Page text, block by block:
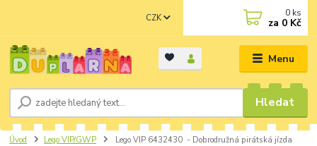
Menu
CZK
Hledat
0 ks
za 0 Kč
Úvod Lego VIP/GWP Lego VIP 6432430 - Dobrodružná pirátská jízda